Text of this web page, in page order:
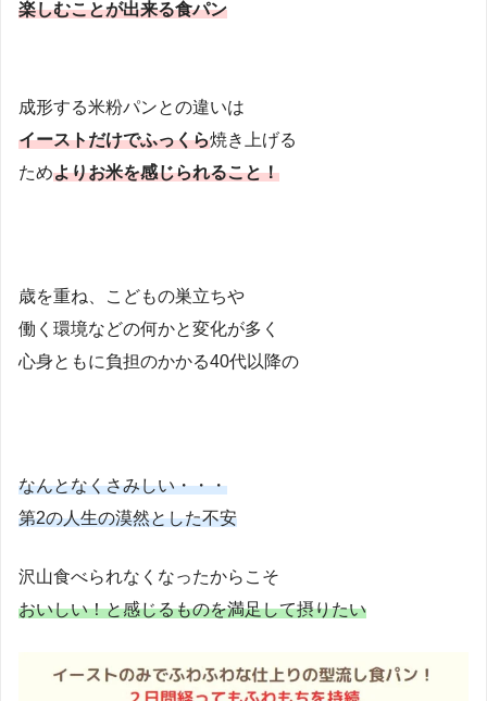
楽しむことが出来る食パン
成形する米粉パンとの違いは
イーストだけでふっくら焼き上げる
ためよりお米を感じられること！
歳を重ね、こどもの巣立ちや
働く環境などの何かと変化が多く
心身ともに負担のかかる40代以降の
なんとなくさみしい・・・
第2の人生の漠然とした不安
沢山食べられなくなったからこそ
おいしい！と感じるものを満足して摂りたい